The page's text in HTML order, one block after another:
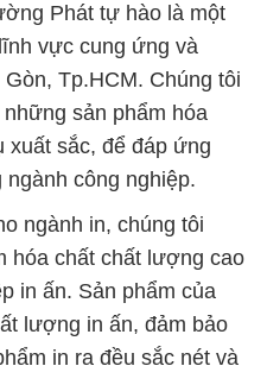
Phát tự hào là một
vực cung ứng và
Tp.HCM. Chúng tôi
sản phẩm hóa
xuất sắc, để đáp ứng
công nghiệp.
ngành in, chúng tôi
hóa chất chất lượng cao
in ấn. Sản phẩm của
lượng in ấn, đảm bảo
in ra đều sắc nét và